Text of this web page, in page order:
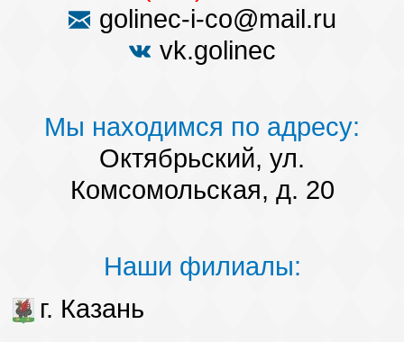
golinec-i-co@mail.ru
vk.golinec
Мы находимся по адресу:
Октябрьский, ул.
Комсомольская, д. 20
Наши филиалы:
г. Казань